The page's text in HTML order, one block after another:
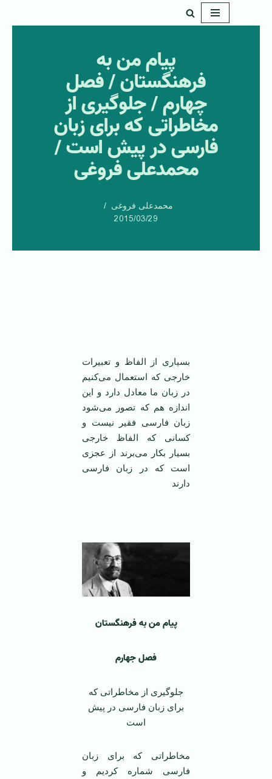
پیام من به
فرهنگستان / فصل
چهارم / جلوگیری از
مخاطراتی که برای زبان
فارسی در پیش است /
‌محمدعلی فروغی
محمدعلی فروغی
2015/03/29
بسیاری از الفاظ و تعبیرات
خارجی که استعمال می‌کنیم
در زبان ما معادل دارد و این
اندازه هم که تصور می‌شود
زبان فارسی فقیر نیست و
کسانی که الفاظ خارجی
بسیار بکار می‌برند از عجزی
است که در زبان فارسی
دارند
پیام من به فرهنگستان
فصل جهارم
جلوگیری از مخاطراتی که
برای زبان فارسی در پیش
است
مخاطراتی که برای زبان
فارسی شماره کردیم و